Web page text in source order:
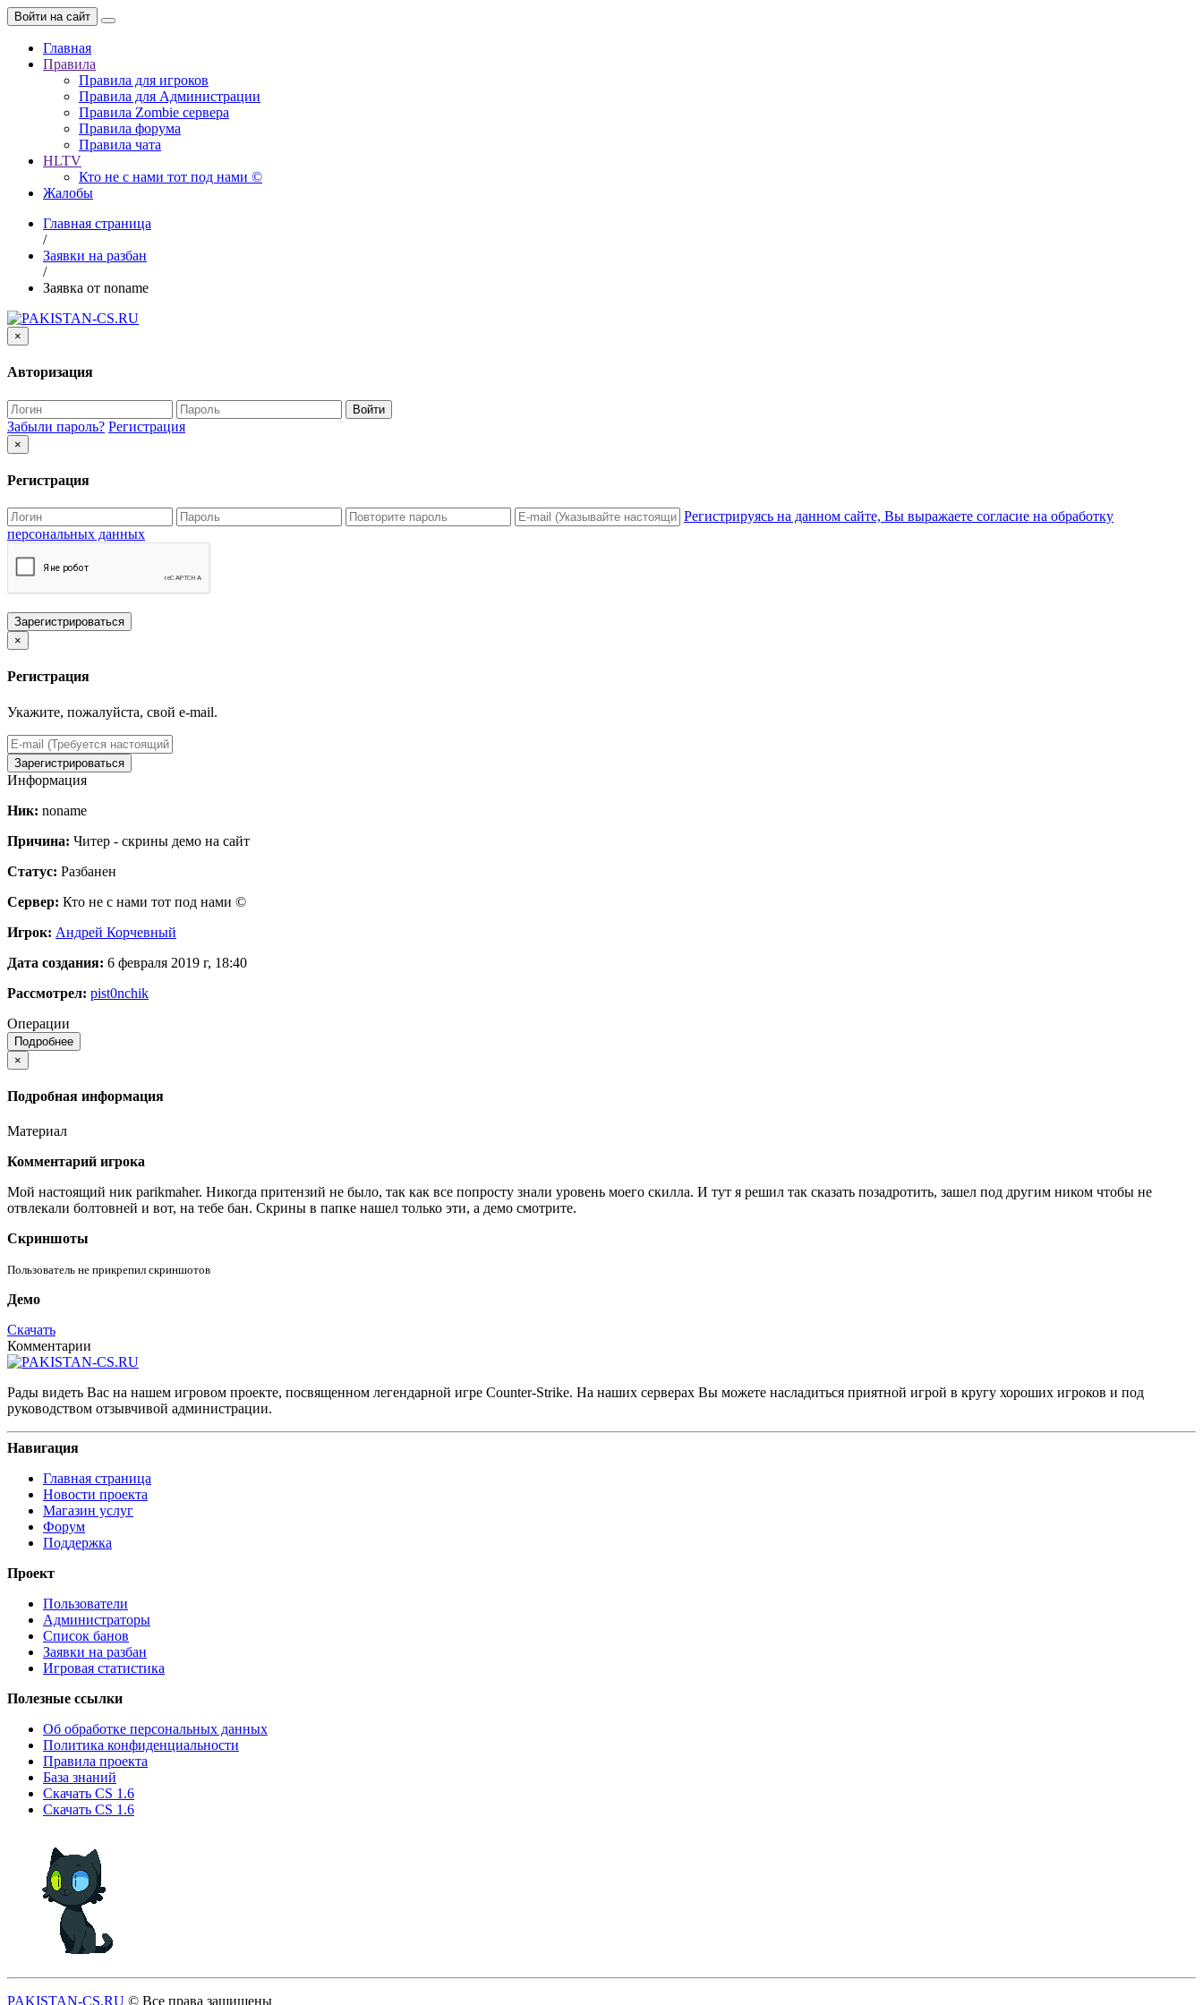
Войти на сайт
Главная
Правила
Правила для игроков
Правила для Администрации
Правила Zombie сервера
Правила форума
Правила чата
HLTV
Кто не с нами тот под нами ©
Жалобы
Главная страница
/
Заявки на разбан
/
Заявка от noname
×
Авторизация
Войти
Забыли пароль? Регистрация
×
Регистрация
Регистрируясь на данном сайте, Вы выражаете согласие на обработку
персональных данных
Зарегистрироваться
×
Регистрация
Укажите, пожалуйста, свой e-mail.
Зарегистрироваться
Информация
Ник: noname
Причина: Читер - скрины демо на сайт
Статус: Разбанен
Сервер: Кто не с нами тот под нами ©
Игрок: Андрей Корчевный
Дата создания: 6 февраля 2019 г, 18:40
Рассмотрел: pist0nchik
Операции
Подробнее
×
Подробная информация
Материал
Комментарий игрока
Мой настоящий ник parikmaher. Никогда притензий не было, так как все попросту знали уровень моего скилла. И тут я решил так сказать позадротить, зашел под другим ником чтобы не
отвлекали болтовней и вот, на тебе бан. Скрины в папке нашел только эти, а демо смотрите.
Скриншоты
Пользователь не прикрепил скриншотов
Демо
Скачать
Комментарии
Рады видеть Вас на нашем игровом проекте, посвященном легендарной игре Counter-Strike. На наших серверах Вы можете насладиться приятной игрой в кругу хороших игроков и под
руководством отзывчивой администрации.
Навигация
Главная страница
Новости проекта
Магазин услуг
Форум
Поддержка
Проект
Пользователи
Администраторы
Список банов
Заявки на разбан
Игровая статистика
Полезные ссылки
Об обработке персональных данных
Политика конфиденциальности
Правила проекта
База знаний
Скачать CS 1.6
Скачать CS 1.6
PAKISTAN-CS.RU © Все права защищены